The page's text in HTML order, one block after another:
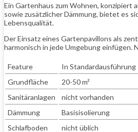
Ein Gartenhaus zum Wohnen, konzipiert
sowie zusätzlicher Dämmung, bietet es
Lebensqualität.
Der Einsatz eines Gartenpavillons als
harmonisch in jede Umgebung einfügen.
Feature In Standardausführung
Grundfläche
20-50 m²
Sanitäranlagen
nicht vorhanden
Dämmung
Basisisolierung
Schlafboden
nicht üblich